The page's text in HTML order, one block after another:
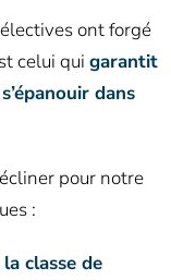
ont forgé
celui qui garantit
dans
pour notre
:
classe de